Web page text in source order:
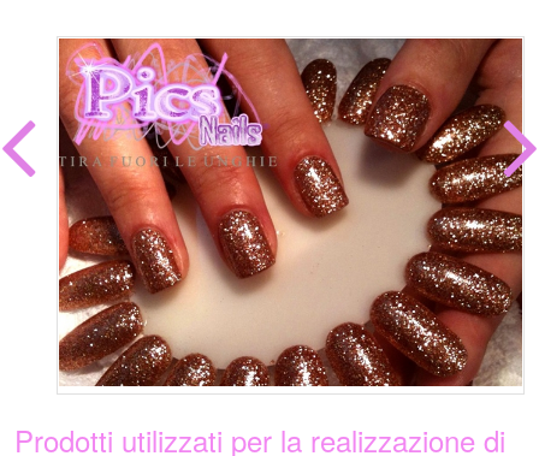
Prodotti utilizzati per la realizzazione di